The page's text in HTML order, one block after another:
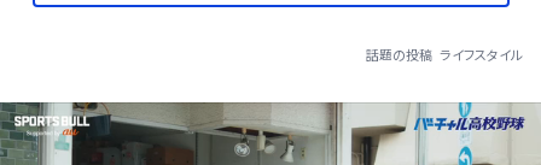
話題の投稿 ライフスタイル